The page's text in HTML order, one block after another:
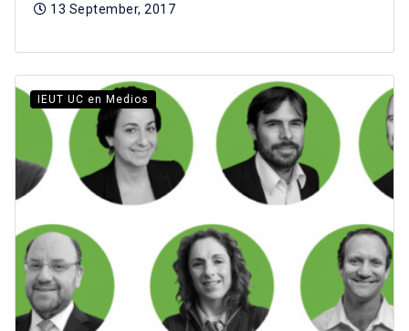
13 September, 2017
IEUT UC en Medios